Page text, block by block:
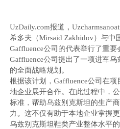
UzDaily.com报道，
希多夫（Mirsaid Zakhidov）与中
Gaffluence公司的代表举行了重要
Gaffluence公司提出了一项进军
的全面战略规划。
根据该计划，Gaffluence公司在
地企业展开合作。在此过程中，
标准，帮助乌兹别克斯坦的生产
力。这不仅有助于本地企业掌握
乌兹别克斯坦鞋类产业整体水平的